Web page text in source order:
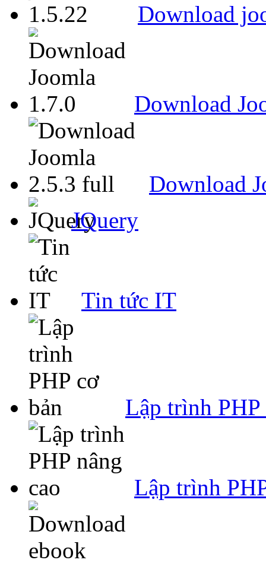
Download
Download
Download
JQuery
Tin tức IT
Lập trình PHP
Lập trình